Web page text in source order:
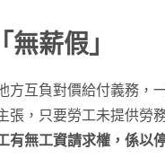
薪假」
方互負對價給付義務，
張，只要勞工未提供勞
有無工資請求權，係以